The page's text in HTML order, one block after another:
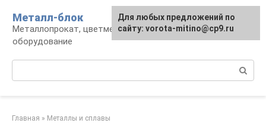
контенту
Металл-блок
Металлопрокат, цветмет, обработка и
оборудование
Главная » Металлы и сплавы
Для любых предложений по
сайту: vorota-mitino@cp9.ru